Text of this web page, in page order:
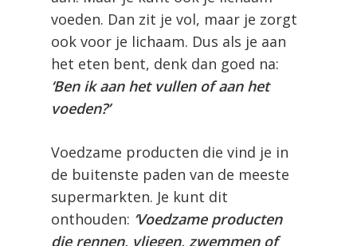
voeden. Dan zit je vol, maar je zorgt
ook voor je lichaam. Dus als je aan
het eten bent, denk dan goed na:
‘Ben ik aan het vullen of aan het
voeden?’
Voedzame producten die vind je in
de buitenste paden van de meeste
supermarkten. Je kunt dit
onthouden: ‘Voedzame producten
die rennen, vliegen, zwemmen of